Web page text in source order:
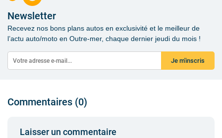
Newsletter
Recevez nos bons plans autos en exclusivité et le meilleur de
l’actu auto/moto en Outre-mer, chaque dernier jeudi du mois !
Je m'inscris
Commentaires (0)
Laisser un commentaire